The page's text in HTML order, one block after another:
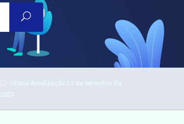
Última Atualização 21 de setembro de
2020